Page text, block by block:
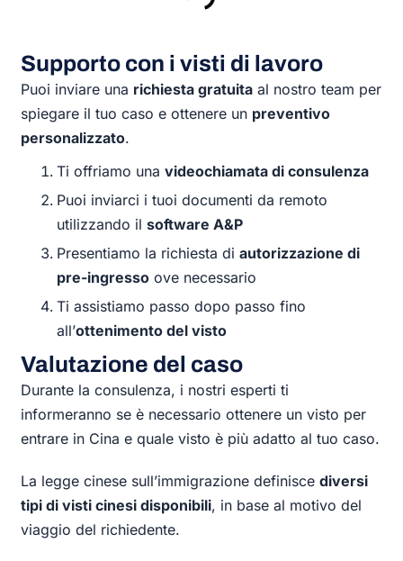
Supporto con i visti di lavoro
Puoi inviare una richiesta gratuita al nostro team per
spiegare il tuo caso e ottenere un preventivo
personalizzato.
Ti offriamo unavideochiamata di consulenza
Puoi inviarci i tuoi documenti da remoto
utilizzando ilsoftware A&P
Presentiamo la richiesta diautorizzazione di
pre-ingresso ove necessario
Ti assistiamo passo dopo passo fino
all’ottenimento del visto
Valutazione del caso
Durante la consulenza, i nostri esperti ti
informeranno se è necessario ottenere un visto per
entrare in Cina e quale visto è più adatto al tuo caso.
La legge cinese sull’immigrazione definiscediversi
tipi di visti cinesi disponibili, in base al motivo del
viaggio del richiedente.